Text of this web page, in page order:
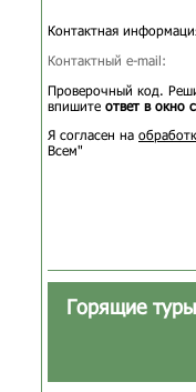
Контактная
Контактный e-mail:
Проверочный код.
впишите ответ в окно
Я согласен на
Всем"
Горящие